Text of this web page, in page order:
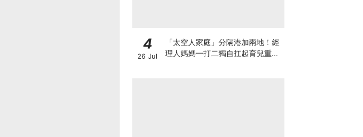
4
26 Jul
「太空人家庭」分隔港加兩地！經
理人媽媽一打二獨自扛起育兒重